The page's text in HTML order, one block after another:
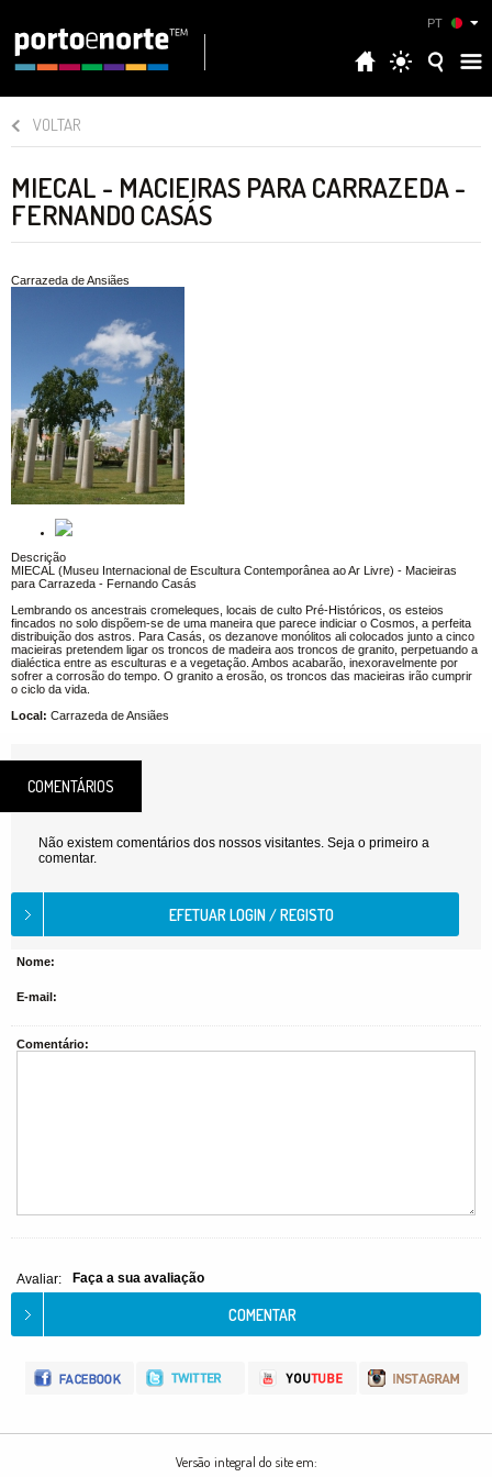
PT
VOLTAR
MIECAL - MACIEIRAS PARA CARRAZEDA -
FERNANDO CASÁS
Carrazeda de Ansiães
Descrição
MIECAL (Museu Internacional de Escultura Contemporânea ao Ar Livre) - Macieiras
para Carrazeda - Fernando Casás
Lembrando os ancestrais cromeleques, locais de culto Pré-Históricos, os esteios
fincados no solo dispõem-se de uma maneira que parece indiciar o Cosmos, a perfeita
distribuição dos astros. Para Casás, os dezanove monólitos ali colocados junto a cinco
macieiras pretendem ligar os troncos de madeira aos troncos de granito, perpetuando a
dialéctica entre as esculturas e a vegetação. Ambos acabarão, inexoravelmente por
sofrer a corrosão do tempo. O granito a erosão, os troncos das macieiras irão cumprir
o ciclo da vida.
Local: Carrazeda de Ansiães
COMENTÁRIOS
Não existem comentários dos nossos visitantes. Seja o primeiro a
comentar.
Nome:
E-mail:
Comentário:
Avaliar: Faça a sua avaliação
Versão integral do site em: